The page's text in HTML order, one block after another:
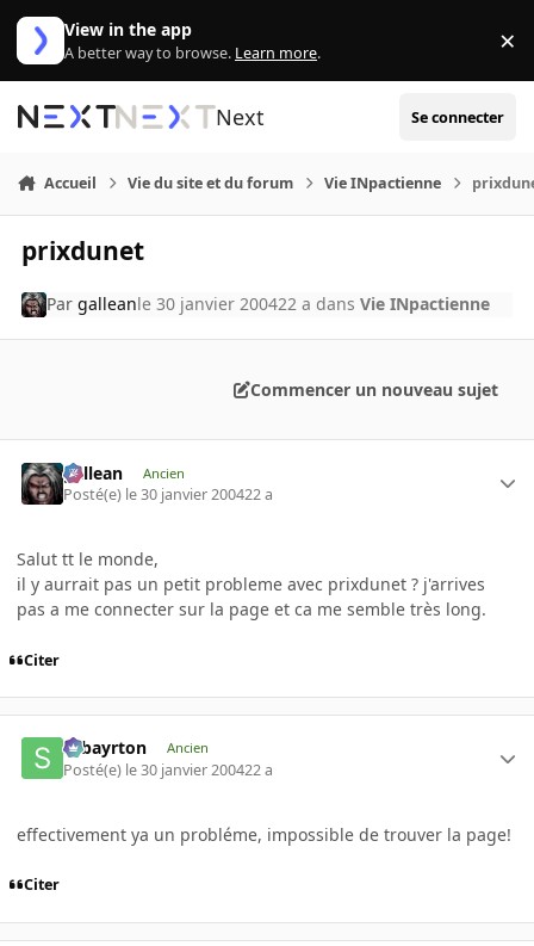
Aller au contenu
View in the app
A better way to browse. Learn more. ×
Next Se connecter
Accueil Vie du site et du forum Vie INpactienne
prixdunet
Pargalleanle 30 janvier 200422 a dansVie INpactienne
Commencer un nouveau sujet
gallean Ancien
Posté(e) le 30 janvier 200422 a
Salut tt le monde,
il y aurrait pas un petit probleme avec prixdunet ? j'arrives
pas a me connecter sur la page et ca me semble très long.
Citer
sebayrton Ancien
Posté(e) le 30 janvier 200422 a
effectivement ya un probléme, impossible de trouver la page!
Citer